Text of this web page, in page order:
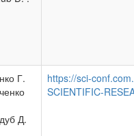
Г.
Д.
https://sci-
SCIENTIFIC-